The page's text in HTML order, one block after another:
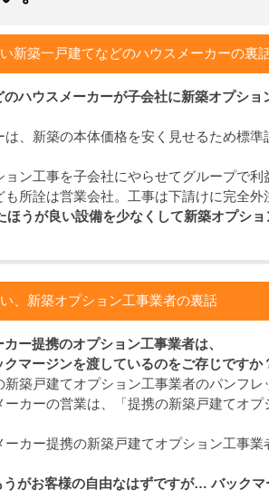
新築一戸建てなどのハウスメーカーの裏
のハウスメーカーが子会社に新築オプシ
は、新築の本体価格を安く見せるため標
ョン工事を子会社にやらせてグループで利
も所詮は営業会社。工事は下請けに完全外
ほうが良い設備を少なくして新築オプシ
、新築オプション工事業者の裏話
ー提携のオプション工事業者は、
クマージンを渡しているのをご存じですか
新築戸建てオプション工事業者のパンフ
ーカーの営業は、「提携の新築戸建てオ
ーカー提携の新築戸建てオプション工事
うがお客様の自由なはずですが… バック